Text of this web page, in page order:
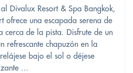
Divalux Resort & Spa Bangkok,
ofrece una escapada serena de
cerca de la pista. Disfrute de un
refrescante chapuzón en la
bajo el sol o déjese
...